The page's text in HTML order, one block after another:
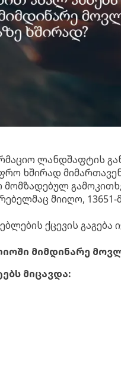
ლანდშაფტის
ხშირად
მომზადებულ
მიიღო,
ქცევის გაგება
მიმდინარე
მიცავდა: